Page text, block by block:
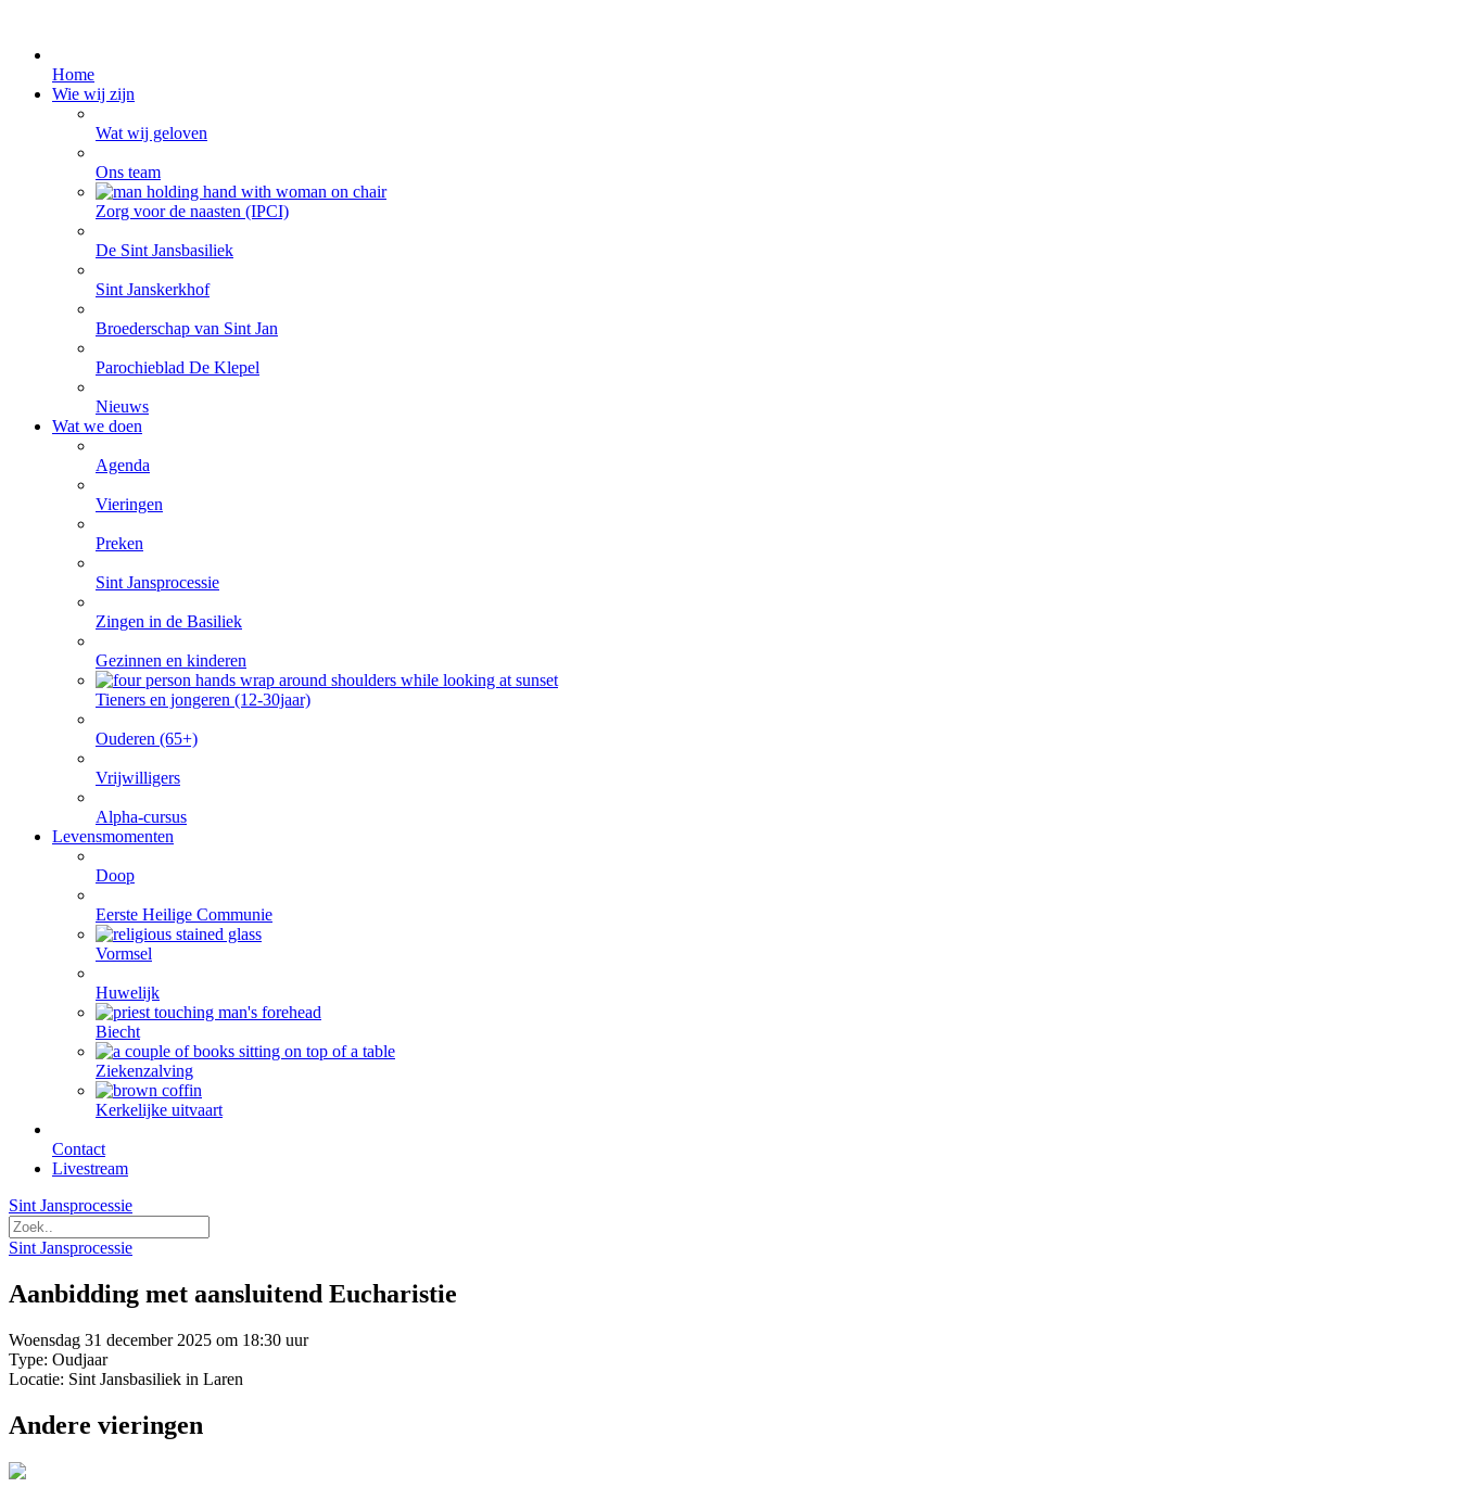
Home
Wie wij zijn
Wat wij geloven
Ons team
Zorg voor de naasten (IPCI)
De Sint Jansbasiliek
Sint Janskerkhof
Broederschap van Sint Jan
Parochieblad De Klepel
Nieuws
Wat we doen
Agenda
Vieringen
Preken
Sint Jansprocessie
Zingen in de Basiliek
Gezinnen en kinderen
Tieners en jongeren (12-30jaar)
Ouderen (65+)
Vrijwilligers
Alpha-cursus
Levensmomenten
Doop
Eerste Heilige Communie
Vormsel
Huwelijk
Biecht
Ziekenzalving
Kerkelijke uitvaart
Contact
Livestream
Sint Jansprocessie
Sint Jansprocessie
Aanbidding met aansluitend Eucharistie
Woensdag 31 december 2025 om 18:30 uur
Type: Oudjaar
Locatie: Sint Jansbasiliek in Laren
Andere vieringen